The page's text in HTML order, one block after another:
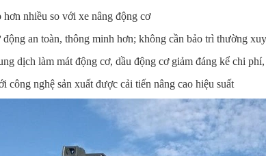
nhiều so với xe nâng động cơ
an toàn, thông minh hơn; không cần bảo trì thường
dịch làm mát động cơ, dầu động cơ giảm đáng kể chi
nghệ sản xuất được cải tiến nâng cao hiệu suất